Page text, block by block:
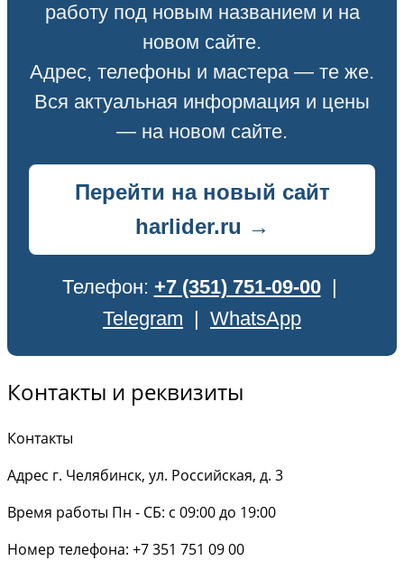
работу под новым названием и на
новом сайте.
Адрес, телефоны и мастера — те же.
Вся актуальная информация и цены
— на новом сайте.
Перейти на новый сайт
harlider.ru →
Телефон: +7 (351) 751-09-00|
Telegram | WhatsApp
Контакты и реквизиты
Контакты
Адрес г. Челябинск, ул. Российская, д. 3
Время работы Пн - СБ: с 09:00 до 19:00
Номер телефона: +7 351 751 09 00